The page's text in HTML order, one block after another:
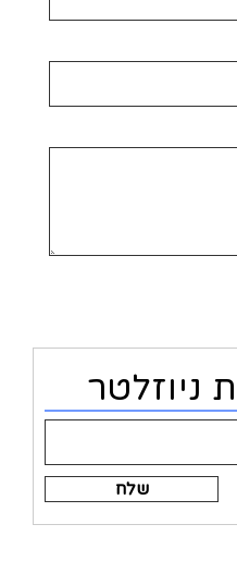
ניוזלטר
Alternative: